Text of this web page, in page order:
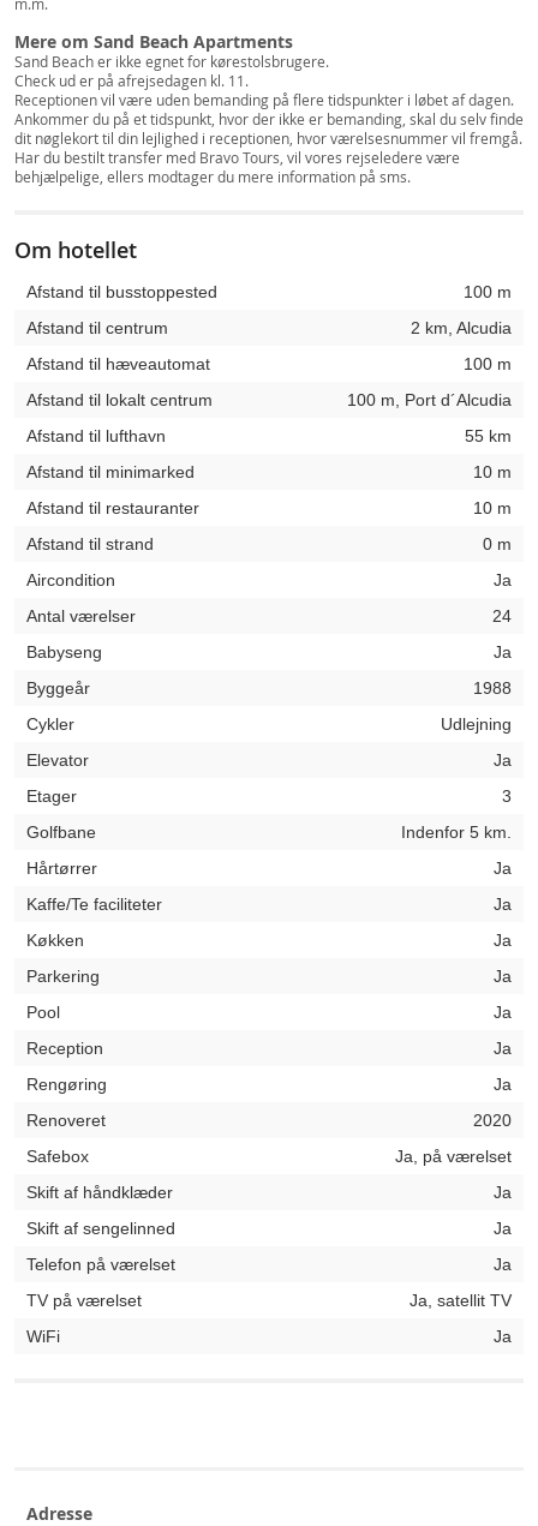
Mere om Sand Beach Apartments
Sand Beach er ikke egnet for kørestolsbrugere.
Check ud er på afrejsedagen kl. 11.
Receptionen vil være uden bemanding på flere tidspunkter i løbet af dagen.
Ankommer du på et tidspunkt, hvor der ikke er bemanding, skal du selv finde
dit nøglekort til din lejlighed i receptionen, hvor værelsesnummer vil fremgå.
Har du bestilt transfer med Bravo Tours, vil vores rejseledere være
behjælpelige, ellers modtager du mere information på sms.
Om hotellet
Afstand til busstoppested
100 m
Afstand til centrum
2 km, Alcudia
Afstand til hæveautomat
100 m
Afstand til lokalt centrum
100 m, Port d´Alcudia
Afstand til lufthavn
55 km
Afstand til minimarked
10 m
Afstand til restauranter
10 m
Afstand til strand
0 m
Aircondition
Ja
Antal værelser
24
Babyseng
Ja
Byggeår
1988
Cykler
Udlejning
Elevator
Ja
Etager
3
Golfbane
Indenfor 5 km.
Hårtørrer
Ja
Kaffe/Te faciliteter
Ja
Køkken
Ja
Parkering
Ja
Pool
Ja
Reception
Ja
Rengøring
Ja
Renoveret
2020
Safebox
Ja, på værelset
Skift af håndklæder
Ja
Skift af sengelinned
Ja
Telefon på værelset
Ja
TV på værelset
Ja, satellit TV
WiFi
Ja
Adresse